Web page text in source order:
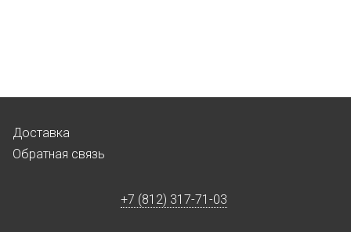
Доставка
Обратная связь
+7 (812) 317-71-03